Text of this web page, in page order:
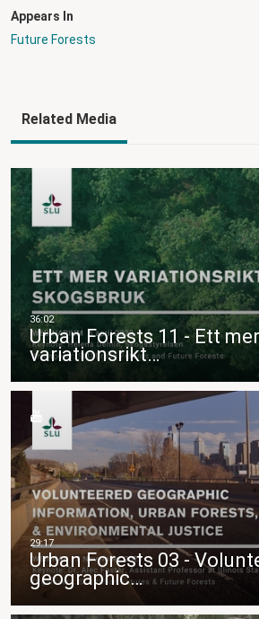
Appears In
Future Forests
Related Media
Urban Forests 11 - Ett mer
variationsrikt…
Urban Forests 03 -
geographic…